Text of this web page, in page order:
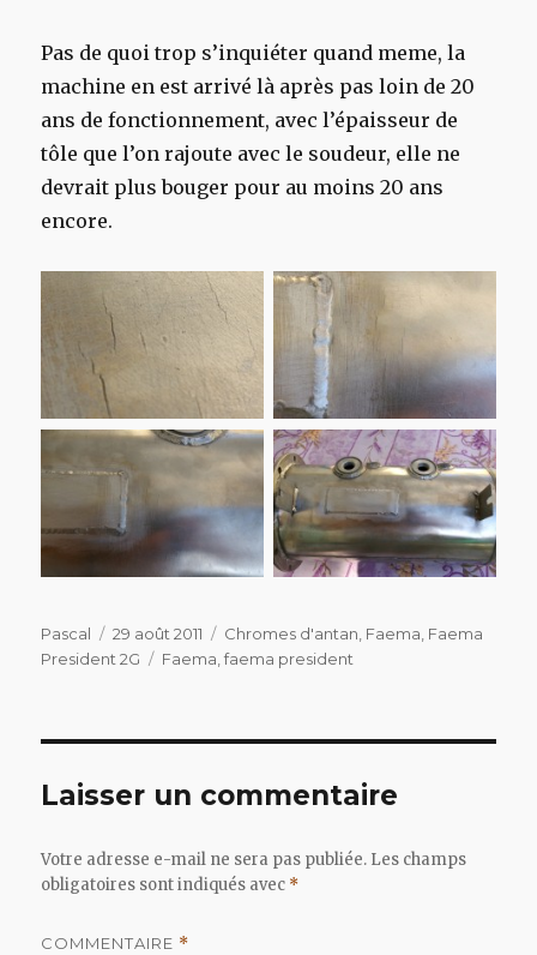
Pas de quoi trop s’inquiéter quand meme, la
machine en est arrivé là après pas loin de 20
ans de fonctionnement, avec l’épaisseur de
tôle que l’on rajoute avec le soudeur, elle ne
devrait plus bouger pour au moins 20 ans
encore.
Auteur
Pascal
Publié
le
29 août 2011 Catégories
Chromes d'antan Faema Faema
President 2G
Étiquettes
Faema ,faema president
Laisser un commentaire
Votre adresse e-mail ne sera pas publiée. Les champs
obligatoires sont indiqués avec *
COMMENTAIRE *